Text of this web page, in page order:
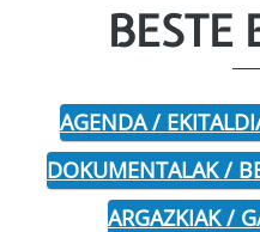
BESTE
AGENDA /
DOKUMENTALAK /
ARGAZKIAK /